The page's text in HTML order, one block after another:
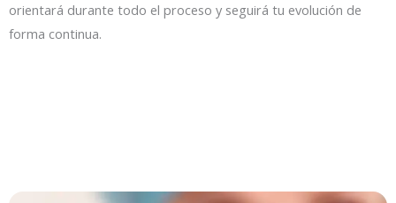
orientará durante todo el proceso y seguirá tu evolución de
forma continua.